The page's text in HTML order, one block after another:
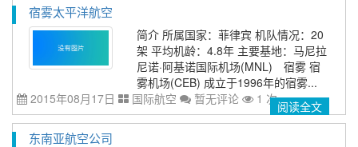
宿雾太平洋航空
简介 所属国家：菲律宾 机队情况：20
架 平均机龄：4.8年 主要基地：马尼拉
尼诺·阿基诺国际机场(MNL) 宿雾 宿
雾机场(CEB) 成立于1996年的宿雾...
2015年08月17日
国际航空 暂无评论 1 次阅读全文
东南亚航空公司